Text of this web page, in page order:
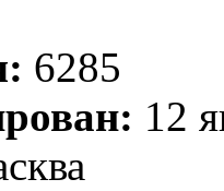
6285
12